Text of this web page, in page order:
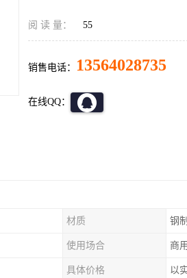
阅 读 量： 55
销售电话： 13564028735
在线QQ：
材质 钢制
使用场合 商用
具体价格 以